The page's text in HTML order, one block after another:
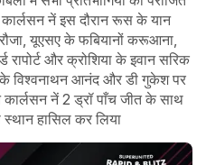
कार्लसन नें इस दौरान रूस के यान
यूएसए के फबियानों करूआना,
रापोर्ट और क्रोशिया के इवान सरिक
विश्वनाथन आनंद और डी गुकेश पर
नें 2 ड्रॉ पाँच जीत के साथ
हासिल कर लिया